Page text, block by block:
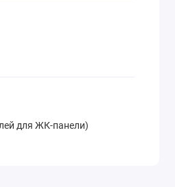
для ЖК-панели)